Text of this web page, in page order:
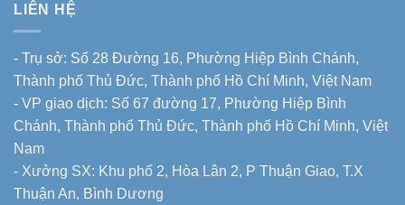
LIÊN HỆ
- Trụ sở: Số 28 Đường 16, Phường Hiệp Bình Chánh,
Thành phố Thủ Đức, Thành phố Hồ Chí Minh, Việt Nam
- VP giao dịch: Số 67 đường 17, Phường Hiệp Bình
Chánh, Thành phố Thủ Đức, Thành phố Hồ Chí Minh, Việt
Nam
- Xưởng SX: Khu phố 2, Hòa Lân 2, P Thuận Giao, T.X
Thuận An, Bình Dương